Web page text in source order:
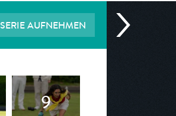
SERIE AUFNEHMEN